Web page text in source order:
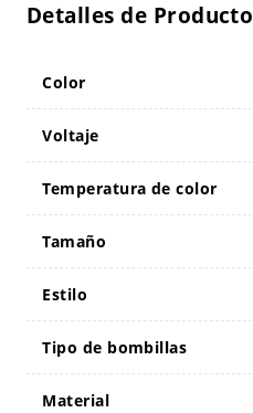
Detalles de Producto
Color
Voltaje
Temperatura de color
Tamaño
Estilo
Tipo de bombillas
Material